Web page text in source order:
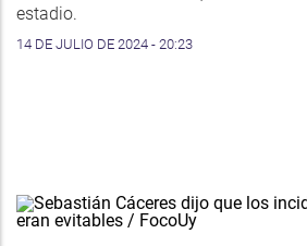
estadio.
14 DE JULIO DE 2024 - 20:23